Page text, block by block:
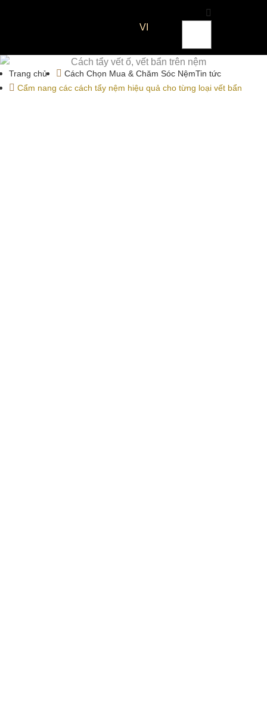
VI
Trang chủ Cách Chọn Mua & Chăm Sóc NệmTin tức
Cẩm nang các cách tẩy nệm hiệu quả cho từng loại vết bẩn